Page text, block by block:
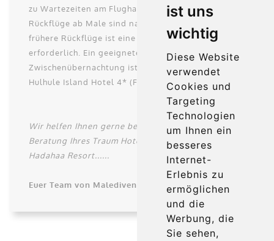
ist uns
wichtig
Diese Website
verwendet
Cookies und
Targeting
Technologien
um Ihnen ein
besseres
Internet-
Erlebnis zu
ermöglichen
und die
Werbung, die
Sie sehen,
zu Wartezeiten am Flughafen kommen kann.
Rückflüge ab Male sind nach 9 Uhr möglich. Für
frühere Rückflüge ist eine Zwischenübernachtung
erforderlich. Ein geeignetes Hotel für die
Zwischenübernachtung ist beispielsweise das
Hulhule Island Hotel 4* (Flughafeninsel Hulhule).
Wir helfen Ihnen gerne bei der Buchung und
Beratung Ihres Traum Hotel Park Hyatt Maldives
Hadahaa Resort......
Euer Team von Malediven Piraten - Malediven